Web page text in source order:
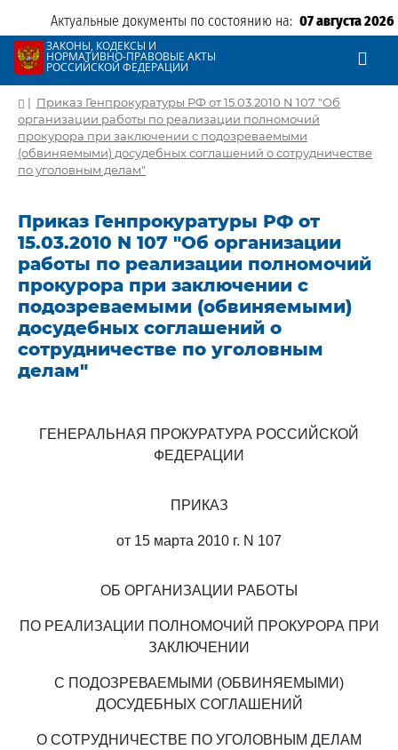
Актуальные документы по состоянию на: 07 августа 2026
ЗАКОНЫ, КОДЕКСЫ И
НОРМАТИВНО-ПРАВОВЫЕ АКТЫ
РОССИЙСКОЙ ФЕДЕРАЦИИ
| Приказ Генпрокуратуры РФ от 15.03.2010 N 107 "Об
организации работы по реализации полномочий
прокурора при заключении с подозреваемыми
(обвиняемыми) досудебных соглашений о сотрудничестве
по уголовным делам"
Приказ Генпрокуратуры РФ от
15.03.2010 N 107 "Об организации
работы по реализации полномочий
прокурора при заключении с
подозреваемыми (обвиняемыми)
досудебных соглашений о
сотрудничестве по уголовным
делам"
ГЕНЕРАЛЬНАЯ ПРОКУРАТУРА РОССИЙСКОЙ
ФЕДЕРАЦИИ
ПРИКАЗ
от 15 марта 2010 г. N 107
ОБ ОРГАНИЗАЦИИ РАБОТЫ
ПО РЕАЛИЗАЦИИ ПОЛНОМОЧИЙ ПРОКУРОРА ПРИ
ЗАКЛЮЧЕНИИ
С ПОДОЗРЕВАЕМЫМИ (ОБВИНЯЕМЫМИ)
ДОСУДЕБНЫХ СОГЛАШЕНИЙ
О СОТРУДНИЧЕСТВЕ ПО УГОЛОВНЫМ ДЕЛАМ